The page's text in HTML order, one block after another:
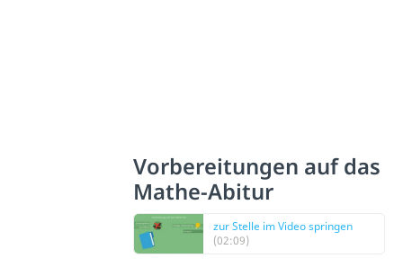
Vorbereitungen auf das
Mathe-Abitur
zur Stelle im Video springen
(02:09)